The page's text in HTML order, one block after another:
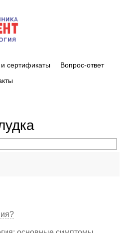
сертификаты
Вопрос-ответ